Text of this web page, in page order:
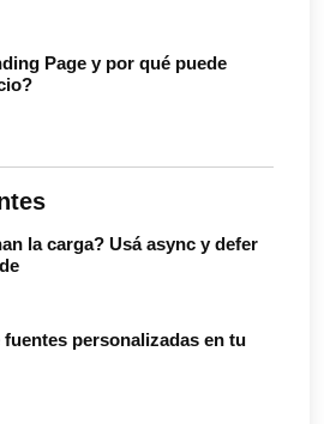
Page y por qué puede
la carga? Usá async y defer
fuentes personalizadas en tu